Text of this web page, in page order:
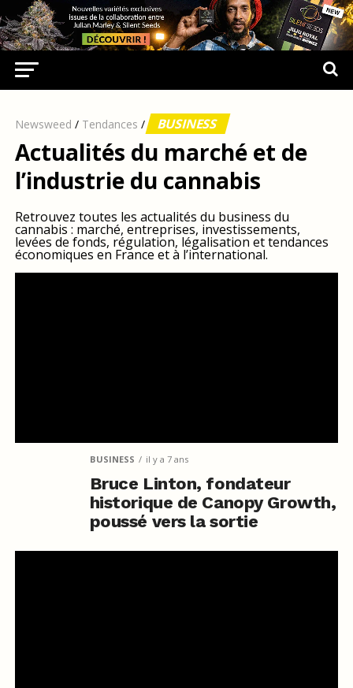
Newsweed / Tendances / BUSINESS
Actualités du marché et de
l’industrie du cannabis
Retrouvez toutes les actualités du business du
cannabis : marché, entreprises, investissements,
levées de fonds, régulation, légalisation et tendances
économiques en France et à l’international.
BUSINESS il y a 7 ans
Bruce Linton, fondateur
historique de Canopy Growth,
poussé vers la sortie